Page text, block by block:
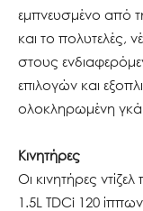
εμπνευσμένο από
και το πολυτελές,
στους
επιλογών και
ολοκληρωμένη
Κινητήρες
Οι κινητήρες
1.5L TDCi 120